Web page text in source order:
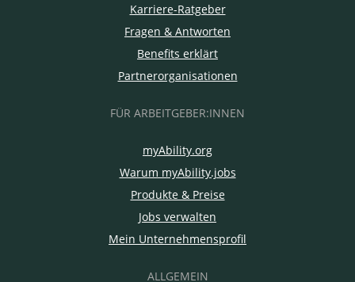
Karriere-Ratgeber
Fragen & Antworten
Benefits erklärt
Partnerorganisationen
FÜR ARBEITGEBER:INNEN
myAbility.org
Warum myAbility.jobs
Produkte & Preise
Jobs verwalten
Mein Unternehmensprofil
ALLGEMEIN